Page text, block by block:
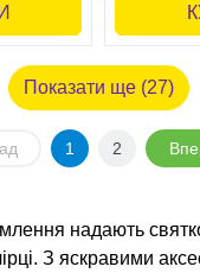
Показати ще (27)
1 2
надають
З яскравими